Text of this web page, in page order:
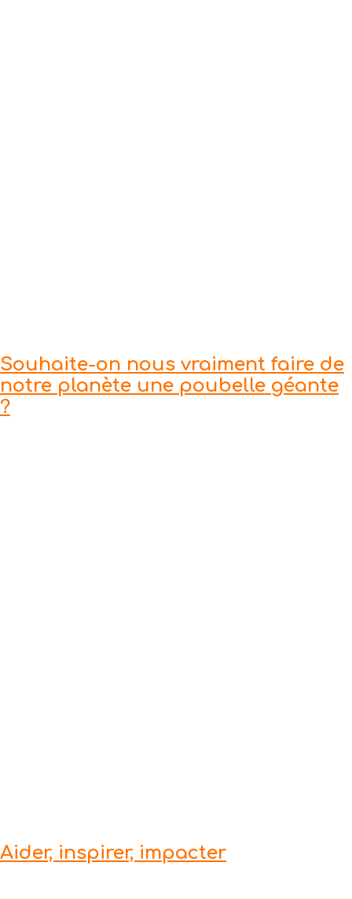
Souhaite-on nous vraiment faire de
notre planète une poubelle géante
?
Aider, inspirer, impacter